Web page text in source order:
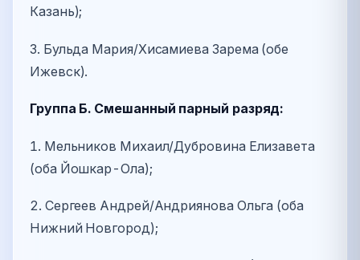
Казань);
3. Бульда Мария/Хисамиева Зарема (обе
Ижевск).
Группа Б. Смешанный парный разряд:
1. Мельников Михаил/Дубровина Елизавета
(оба Йошкар-Ола);
2. Сергеев Андрей/Андриянова Ольга (оба
Нижний Новгород);